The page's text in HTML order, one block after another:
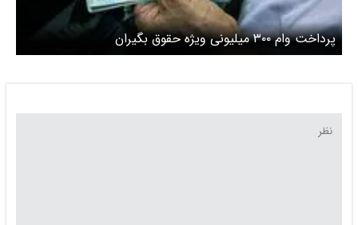
پرداخت وام ۳۰۰ میلیونی ویژه حقوق بگیران